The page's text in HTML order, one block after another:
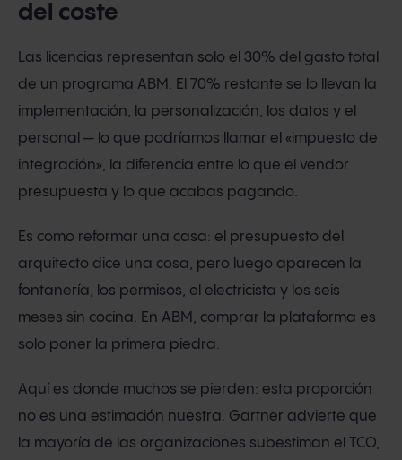
del coste
Las licencias representan solo el 30% del gasto total
de un programa ABM. El 70% restante se lo llevan la
implementación, la personalización, los datos y el
personal — lo que podríamos llamar el «impuesto de
integración», la diferencia entre lo que el vendor
presupuesta y lo que acabas pagando.
Es como reformar una casa: el presupuesto del
arquitecto dice una cosa, pero luego aparecen la
fontanería, los permisos, el electricista y los seis
meses sin cocina. En ABM, comprar la plataforma es
solo poner la primera piedra.
Aquí es donde muchos se pierden: esta proporción
no es una estimación nuestra. Gartner advierte que
la mayoría de las organizaciones subestiman el TCO,